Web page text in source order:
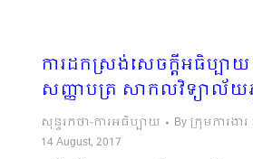
ការដកស្រង់សេចក្តីអធិប្បា
សញ្ញាបត្រ សាកលវិទ្យាល័យ
សុន្ទរកថា-ការអធិប្បាយ By ក្រុមការងា
14 August, 2017